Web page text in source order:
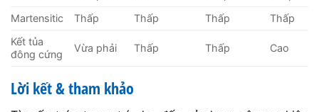
Martensitic
Thấp Thấp Thấp
Thấp
Kết tủa
đông cứng
Vừa phải Thấp Thấp Cao
Lời kết & tham khảo